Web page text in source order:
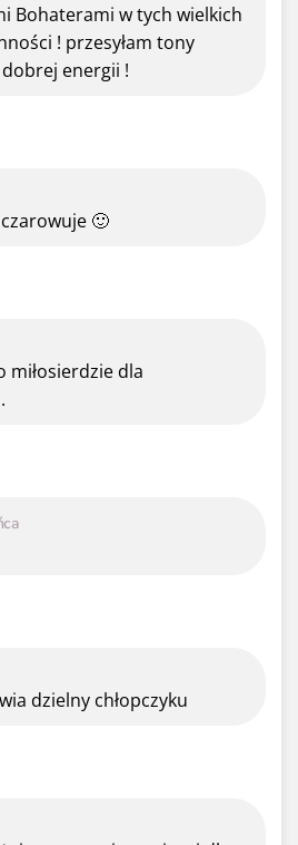
dzielny chłopczyku
miłosierdzie dla
🙂
Bohaterami w tych wielkich
! przesyłam tony
energii !